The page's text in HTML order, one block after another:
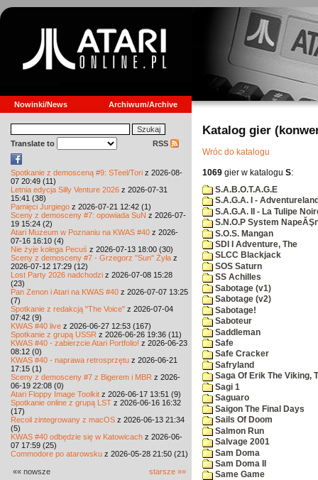
Nowinki/News Archiwum/Archive
Translate to RSS
Spotkanie z demosceną #9: STeel/Tori z 2026-08-
07 20:49 (11)
Letnia edycja Silly Venture 2026 z 2026-07-31
15:41 (38)
Pamięci Jurgiego z 2026-07-21 12:42 (1)
Sceny z demosceny #7: opowiada SuN z 2026-07-
19 15:24 (2)
Atari Muzeum w Poznaniu na KWAS #40 z 2026-
07-16 16:10 (4)
Nie żyje kolega Pecuś z 2026-07-13 18:00 (30)
Sceny z demosceny #7 - Grzegorz "Sun" Żyła z
2026-07-12 17:29 (12)
Lost Party 2026 nadchodzi z 2026-07-08 15:28
(23)
Pan Zenon i Atari na KWAS #40 z 2026-07-07 13:25
(7)
Spotkanie z redakcją "The Voice" z 2026-07-04
07:42 (9)
KWAS #40 live z 2026-06-27 12:53 (167)
Spotkanie z grupą USSR z 2026-06-26 19:36 (11)
KWAS #40 - zabierzcie Atari Portfolio! z 2026-06-23
08:12 (0)
KWAS #40 - naprawa retrosprzętu z 2026-06-21
17:15 (1)
Sceny z demosceny #7 z Bigerem i MBR z 2026-
06-19 22:08 (0)
Atari Floppy Image Toolkit z 2026-06-17 13:51 (9)
Spotkanie online z grupą LST z 2026-06-16 16:32
(17)
Recoil zintegrowany z macOS z 2026-06-13 21:34
(5)
KWAS #40 odbędzie się w Katowicach z 2026-06-
07 17:59 (25)
Commodore po atarowsku z 2026-05-28 21:50 (21)
«« nowsze starsze »»
Katalog gier
Wróc do katalogu
1069 gier w katalogu S:
S.A.B.O.T.A.G.E
S.A.G.A. I -
S.A.G.A. II - La Tulipe
S.N.O.P System
S.O.S. Mangan
SDI I Adventure, The
SLCC Blackjack
SOS Saturn
SS Achilles
Sabotage (v1)
Sabotage (v2)
Sabotage!
Saboteur
Saddleman
Safe
Safe Cracker
Safryland
Saga Of Erik The Viking,
Sagi 1
Saguaro
Saigon The Final Days
Sails Of Doom
Salmon Run
Salvage 2001
Sam Doma
Sam Doma II
Same Game